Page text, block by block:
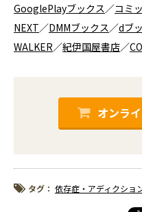
GooglePlayブックス ／コミ
NEXT／DMMブックス ／dブ
WALKER／紀伊国屋書店／
オンラ
タグ： 依存症・アディクショ